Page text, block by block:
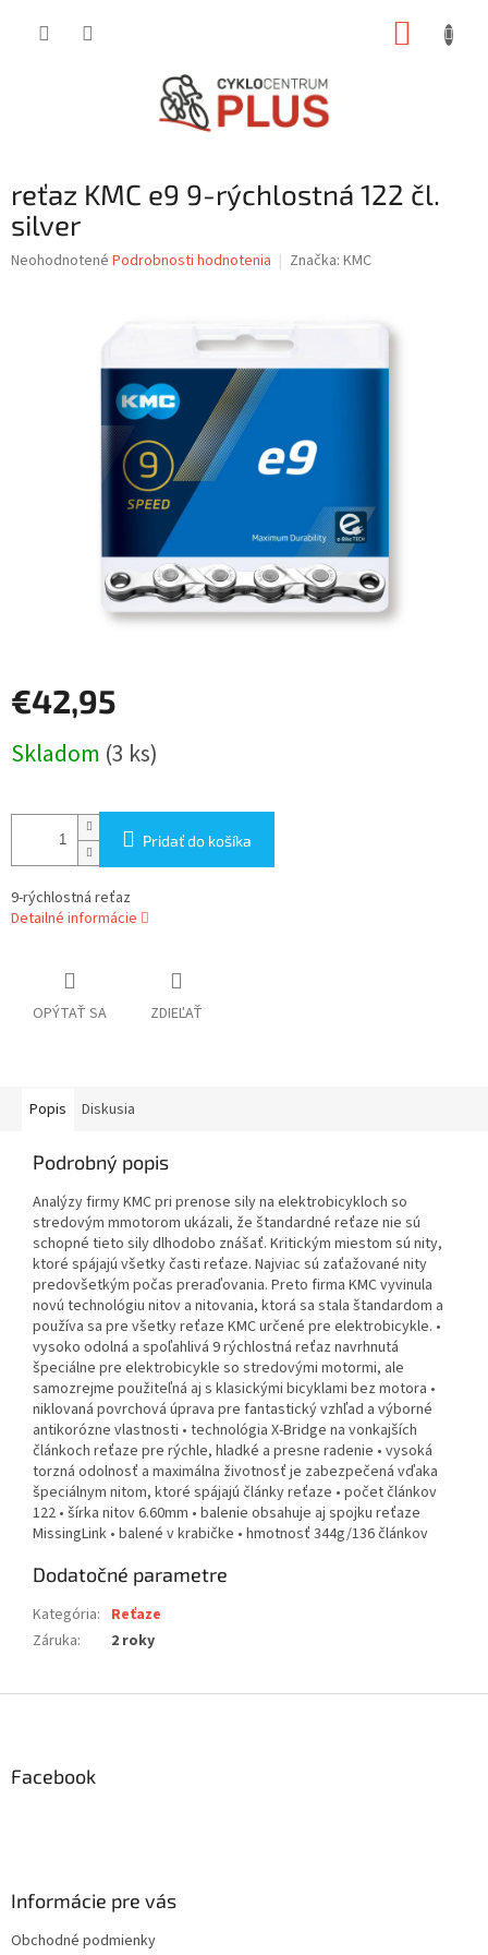
reťaz KMC e9 9-rýchlostná 122 čl.
silver
Priemerné
Neohodnotené Podrobnosti hodnotenia Značka: KMC
€42,95
cena:
Skladom (3 ks)
Pridať do košíka
9-rýchlostná reťaz
Detailné informácie
OPÝTAŤ SA ZDIEĽAŤ
Popis Diskusia
Podrobný popis
Analýzy firmy KMC pri prenose sily na elektrobicykloch so
stredovým mmotorom ukázali, že štandardné reťaze nie sú
schopné tieto sily dlhodobo znášať. Kritickým miestom sú nity,
ktoré spájajú všetky časti reťaze. Najviac sú zaťažované nity
predovšetkým počas preraďovania. Preto firma KMC vyvinula
novú technológiu nitov a nitovania, ktorá sa stala štandardom a
používa sa pre všetky reťaze KMC určené pre elektrobicykle. •
vysoko odolná a spoľahlivá 9 rýchlostná reťaz navrhnutá
špeciálne pre elektrobicykle so stredovými motormi, ale
samozrejme použiteľná aj s klasickými bicyklami bez motora •
niklovaná povrchová úprava pre fantastický vzhľad a výborné
antikorózne vlastnosti • technológia X-Bridge na vonkajších
článkoch reťaze pre rýchle, hladké a presne radenie • vysoká
torzná odolnosť a maximálna životnosť je zabezpečená vďaka
špeciálnym nitom, ktoré spájajú články reťaze • počet článkov
122 • šírka nitov 6.60mm • balenie obsahuje aj spojku reťaze
MissingLink • balené v krabičke • hmotnosť 344g/136 článkov
Dodatočné parametre
Kategória: Reťaze
Záruka: 2 roky
Facebook
Informácie pre vás
Obchodné podmienky